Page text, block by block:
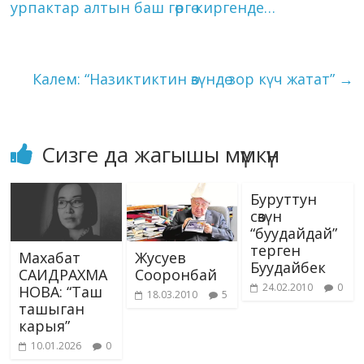
p
ki
урпактар алтын баш гөргө киргенде…
Калем: “Назиктиктин өзүндө зор күч жатат” →
Сизге да жагышы мүмкүн
Махабат
САИДРАХМА
НОВА: “Таш
ташыган
карыя”
10.01.2026 0
Жусуев
Сооронбай
18.03.2010 5
Буруттун
сөзүн
“буудайдай”
терген
Буудайбек
24.02.2010 0